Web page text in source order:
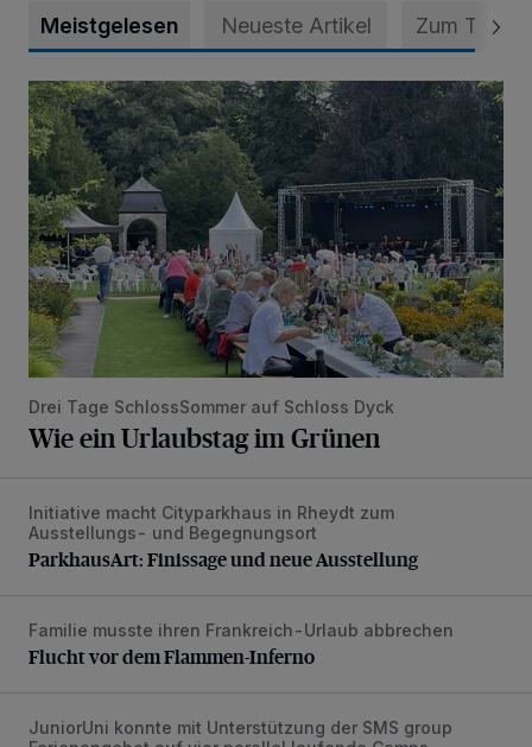
Meistgelesen Neueste Artikel Zum Thema
Wie ein Urlaubstag im Grünen
Drei Tage SchlossSommer auf Schloss Dyck
Wie ein Urlaubstag im Grünen
ParkhausArt: Finissage und neue Ausstellung
Initiative macht Cityparkhaus in Rheydt zum
Ausstellungs- und Begegnungsort
ParkhausArt: Finissage und neue Ausstellung
Flucht vor dem Flammen-Inferno
Familie musste ihren Frankreich-Urlaub abbrechen
Flucht vor dem Flammen-Inferno
Summercamp ist MINT plus Spaß im Quadrat
JuniorUni konnte mit Unterstützung der SMS group